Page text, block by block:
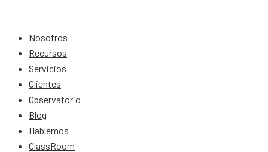
Nosotros
Recursos
Servicios
Clientes
Observatorio
Blog
Hablemos
ClassRoom